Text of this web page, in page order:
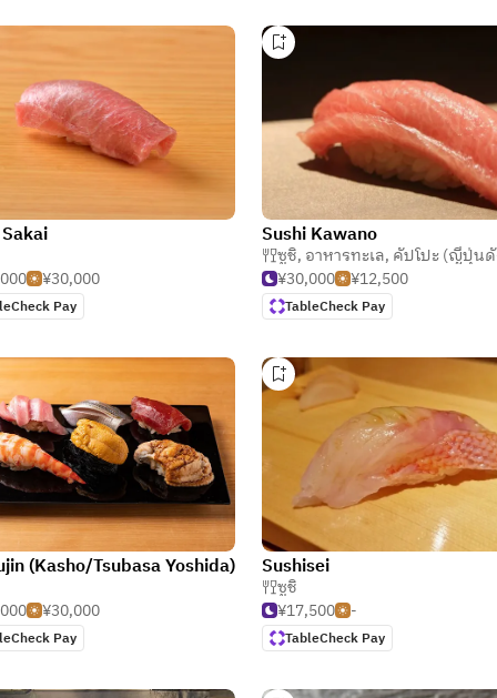
¥30,000
Pay
Sushi Kawano
ซูชิ, อาหารทะเล, คัปโปะ (ญี่ปุ่นดั้
¥30,000
¥12,500
TableCheck Pay
(Kasho/Tsubasa Yoshida)
¥30,000
Pay
Sushisei
ซูชิ
¥17,500
-
TableCheck Pay